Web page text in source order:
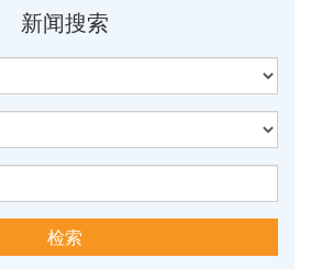
新闻搜索